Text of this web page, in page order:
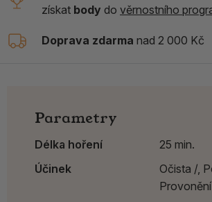
získat body do věrnostního
Doprava zdarma nad 2 000 Kč
Parametry
Délka hoření
25 min.
Účinek
Očista /,